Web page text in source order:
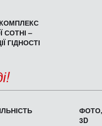
СОТНІ –
ГІДНОСТІ
ФОТО,
3D